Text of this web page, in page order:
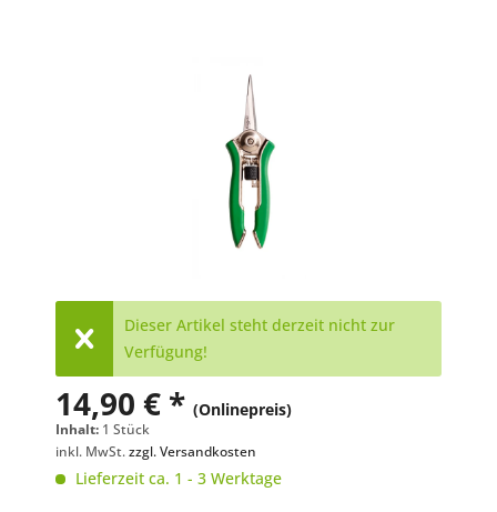
Dieser Artikel steht derzeit nicht zur
Verfügung!
14,90 € * (Onlinepreis)
Inhalt: 1 Stück
inkl. MwSt.zzgl. Versandkosten
Lieferzeit ca. 1 - 3 Werktage